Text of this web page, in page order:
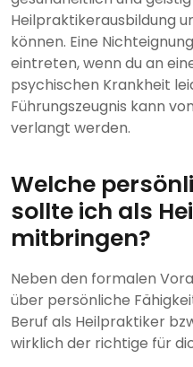
Heilpraktikerausbildung
können. Eine
eintreten, wenn du an
psychischen Krankheit
Führungszeugnis kann
verlangt werden.
Welche
sollte ich als
mitbringen?
Neben den formalen
über persönliche
Beruf als Heilpraktiker
wirklich der richtige für